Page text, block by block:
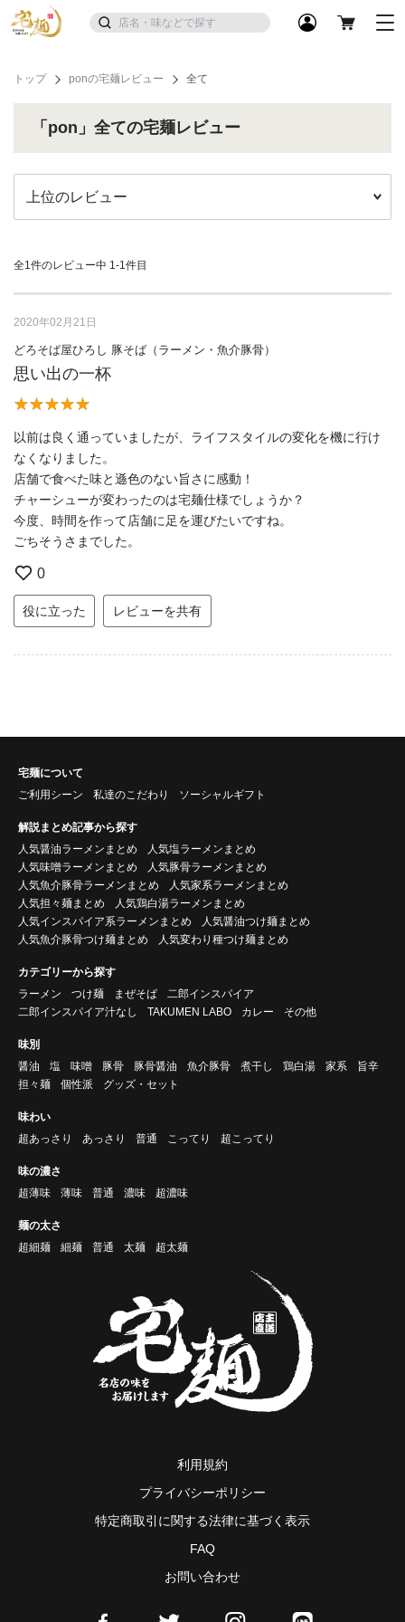
トップ ponの宅麺レビュー 全て
「pon」全ての宅麺レビュー
全1件のレビュー中 1-1件目
2020年02月21日
どろそば屋ひろし 豚そば（ラーメン・魚介豚骨）
思い出の一杯
以前は良く通っていましたが、ライフスタイルの変化を機に行け
なくなりました。
店舗で食べた味と遜色のない旨さに感動！
チャーシューが変わったのは宅麺仕様でしょうか？
今度、時間を作って店舗に足を運びたいですね。
ごちそうさまでした。
0
役に立った レビューを共有
宅麺について
ご利用シーン
私達のこだわり ソーシャルギフト
解説まとめ記事から探す
人気醤油ラーメンまとめ
人気塩ラーメンまとめ
人気味噌ラーメンまとめ
人気豚骨ラーメンまとめ
人気魚介豚骨ラーメンまとめ
人気家系ラーメンまとめ
人気担々麺まとめ
人気鶏白湯ラーメンまとめ
人気インスパイア系ラーメンまとめ
人気醤油つけ麺まとめ
人気魚介豚骨つけ麺まとめ
人気変わり種つけ麺まとめ
カテゴリーから探す
ラーメン
つけ麺 まぜそば
二郎インスパイア
二郎インスパイア汁なし
TAKUMEN LABO カレー その他
味別
醤油
塩 味噌 豚骨 豚骨醤油 魚介豚骨 煮干し 鶏白湯 家系
旨辛
担々麺
個性派 グッズ・セット
味わい
超あっさり
あっさり 普通 こってり 超こってり
味の濃さ
超薄味
薄味 普通 濃味 超濃味
麺の太さ
超細麺
細麺 普通 太麺 超太麺
利用規約
プライバシーポリシー
特定商取引に関する法律に基づく表示
FAQ
お問い合わせ